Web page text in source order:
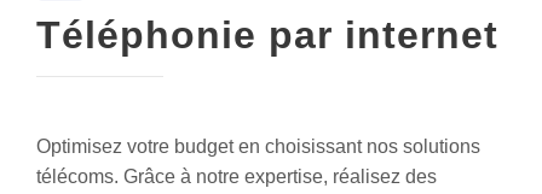
Téléphonie par internet
Optimisez votre budget en choisissant nos solutions
télécoms. Grâce à notre expertise, réalisez des